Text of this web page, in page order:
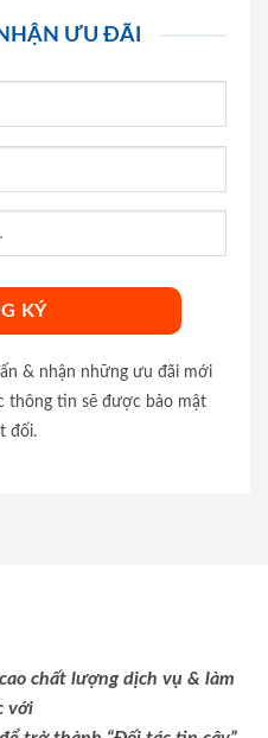
ƯU ĐÃI
& nhận những ưu đãi mới
thông tin sẽ được bảo mật
đối.
chất lượng dịch vụ & làm
với